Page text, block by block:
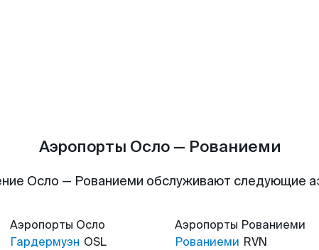
Аэропорты Осло — Рованиеми
Осло — Рованиеми обслуживают следующие
Аэропорты Осло
Гардермуэн OSL
Аэропорты Рованиеми
Рованиеми RVN